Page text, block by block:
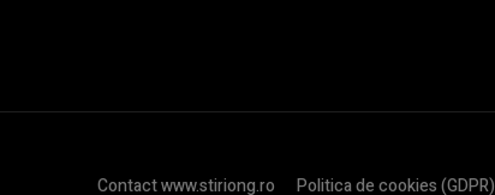
Contact www.stiriong.ro Politica de cookies (GDPR)